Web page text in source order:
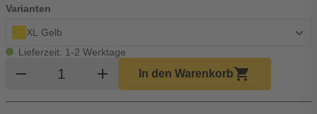
Varianten
XL Gelb
Lieferzeit: 1-2 Werktage
remove Produkt Warenkorb Menge
add In den Warenkorbshopping_cart